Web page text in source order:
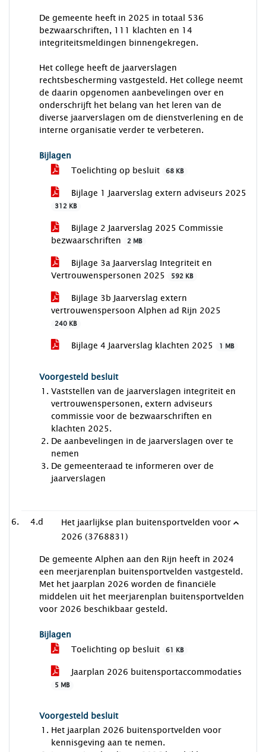
De gemeente heeft in 2025 in totaal 536
bezwaarschriften, 111 klachten en 14
integriteitsmeldingen binnengekregen.
Het college heeft de jaarverslagen
rechtsbescherming vastgesteld. Het college neemt
de daarin opgenomen aanbevelingen over en
onderschrijft het belang van het leren van de
diverse jaarverslagen om de dienstverlening en de
interne organisatie verder te verbeteren.
Bijlagen
Toelichting op besluit
68 KB
Bijlage 1 Jaarverslag extern adviseurs 2025
312 KB
Bijlage 2 Jaarverslag 2025 Commissie
bezwaarschriften
2 MB
Bijlage 3a Jaarverslag Integriteit en
Vertrouwenspersonen 2025
592 KB
Bijlage 3b Jaarverslag extern
vertrouwenspersoon Alphen ad Rijn 2025
240 KB
Bijlage 4 Jaarverslag klachten 2025 1 MB
Voorgesteld besluit
Vaststellen van de jaarverslagen integriteit en
vertrouwenspersonen, extern adviseurs
commissie voor de bezwaarschriften en
klachten 2025.
De aanbevelingen in de jaarverslagen over te
nemen
De gemeenteraad te informeren over de
jaarverslagen
4.d
Het jaarlijkse plan buitensportvelden voor
2026 (3768831)
De gemeente Alphen aan den Rijn heeft in 2024
een meerjarenplan buitensportvelden vastgesteld.
Met het jaarplan 2026 worden de financiële
middelen uit het meerjarenplan buitensportvelden
voor 2026 beschikbaar gesteld.
Bijlagen
Toelichting op besluit
61 KB
Jaarplan 2026 buitensportaccommodaties
5 MB
Voorgesteld besluit
Het jaarplan 2026 buitensportvelden voor
kennisgeving aan te nemen.